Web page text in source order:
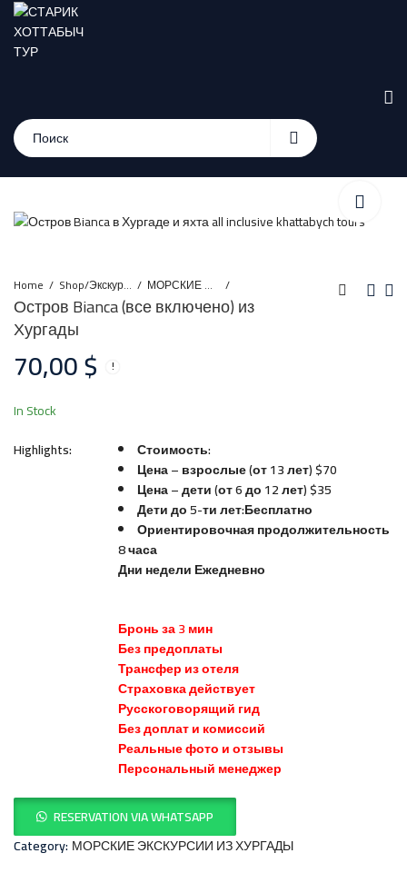
Home Shop/Экскурсии МОРСКИЕ ЭКСКУРСИИ ИЗ ХУРГАДЫ
Остров Bianca (все включено) из
Хургады
70,00$
In Stock
Highlights:
Стоимость:
Цена – взрослые (от 13 лет) $70
Цена – дети (от 6 до 12 лет) $35
Дети до 5-ти лет:Бесплатно
Ориентировочная продолжительность
8 часа
Дни недели Ежедневно
Бронь за 3 мин
Без предоплаты
Трансфер из отеля
Страховка действует
Русскоговорящий гид
Без доплат и комиссий
Реальные фото и отзывы
Персональный менеджер
RESERVATION VIA WHATSAPP
Category: МОРСКИЕ ЭКСКУРСИИ ИЗ ХУРГАДЫ